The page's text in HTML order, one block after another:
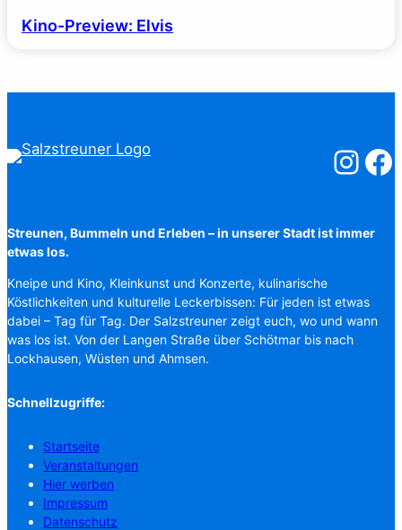
Kino-Preview: Elvis
Streunen, Bummeln und Erleben – in unserer Stadt ist immer
etwas los.
Kneipe und Kino, Kleinkunst und Konzerte, kulinarische
Köstlichkeiten und kulturelle Leckerbissen: Für jeden ist etwas
dabei – Tag für Tag. Der Salzstreuner zeigt euch, wo und wann
was los ist. Von der Langen Straße über Schötmar bis nach
Lockhausen, Wüsten und Ahmsen.
Schnellzugriffe:
Startseite
Veranstaltungen
Hier werben
Impressum
Datenschutz